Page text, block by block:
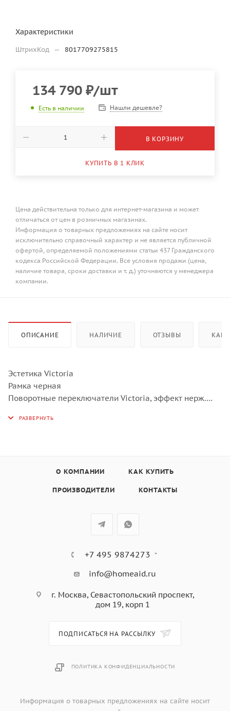
Характеристики
ШтрихКод — 8017709275815
134 790 ₽/шт
Есть в наличии Нашли дешевле?
В КОРЗИНУ
КУПИТЬ В 1 КЛИК
Цена действительна только для интернет-магазина и может
отличаться от цен в розничных магазинах.
Информация о товарных предложениях на сайте носит
исключительно справочный характер и не является публичной
офертой, определяемой положениями статьи 437 Гражданского
кодекса Российской Федерации. Все условия продажи (цена,
наличие товара, сроки доставки и т. д.) уточняются у менеджера
компании.
ОПИСАНИЕ НАЛИЧИЕ ОТЗЫВЫ КАК
Эстетика Victoria
Рамка черная
Поворотные переключатели Victoria, эффект нерж.
4 индукционные зоны приготовления
Задняя правая: 2,3 кВт (Booster – 3,0 кВт), ø 210 мм
Индикация остаточного тепла
Автоматическое выключение при перегреве
О КОМПАНИИ КАК КУПИТЬ
ПРОИЗВОДИТЕЛИ КОНТАКТЫ
+7 495 9874273
info@homeaid.ru
г. Москва, Севастопольский проспект,
дом 19, корп 1
ПОДПИСАТЬСЯ НА РАССЫЛКУ
ПОЛИТИКА КОНФИДЕНЦИАЛЬНОСТИ
Информация о товарных предложениях на сайте носит